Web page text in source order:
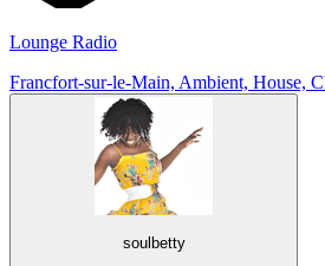
Lounge Radio
Francfort-sur-le-Main, Ambient, House,
soulbetty